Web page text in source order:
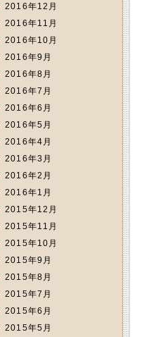
2016年12月
2016年11月
2016年10月
2016年9月
2016年8月
2016年7月
2016年6月
2016年5月
2016年4月
2016年3月
2016年2月
2016年1月
2015年12月
2015年11月
2015年10月
2015年9月
2015年8月
2015年7月
2015年6月
2015年5月